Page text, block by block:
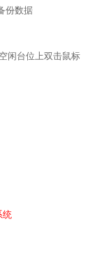
份数据
闲台位上双击鼠标
统